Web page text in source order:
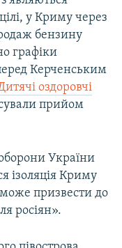
у Криму через
бензину
графіки
Керченським
оздоровчі
прийом
України
ізоляція Криму
призвести до
росіян».